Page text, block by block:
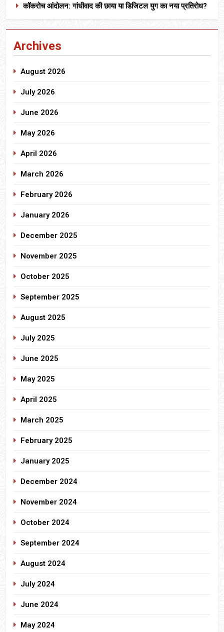
कॉकरोच आंदोलन: गांधीवाद की छाया या डिजिटल युग का नया प्रतिरोध?
Archives
August 2026
July 2026
June 2026
May 2026
April 2026
March 2026
February 2026
January 2026
December 2025
November 2025
October 2025
September 2025
August 2025
July 2025
June 2025
May 2025
April 2025
March 2025
February 2025
January 2025
December 2024
November 2024
October 2024
September 2024
August 2024
July 2024
June 2024
May 2024